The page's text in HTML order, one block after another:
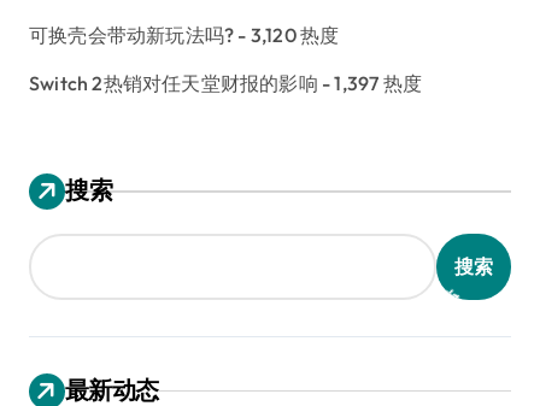
可换壳会带动新玩法吗? - 3,120 热度
Switch 2热销对任天堂财报的影响 - 1,397 热度
搜索
搜索
最新动态